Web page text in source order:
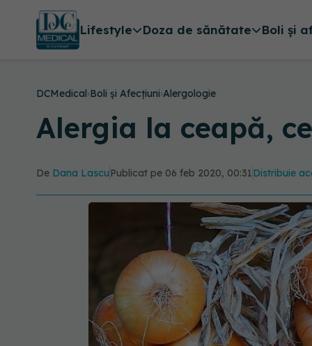
Lifestyle Doza de sănătate Boli și
DCMedical›Boli și Afecțiuni›Alergologie
Alergia la ceapă,
De Dana Lascu Publicat pe 06 feb 2020, 00:31Distribuie